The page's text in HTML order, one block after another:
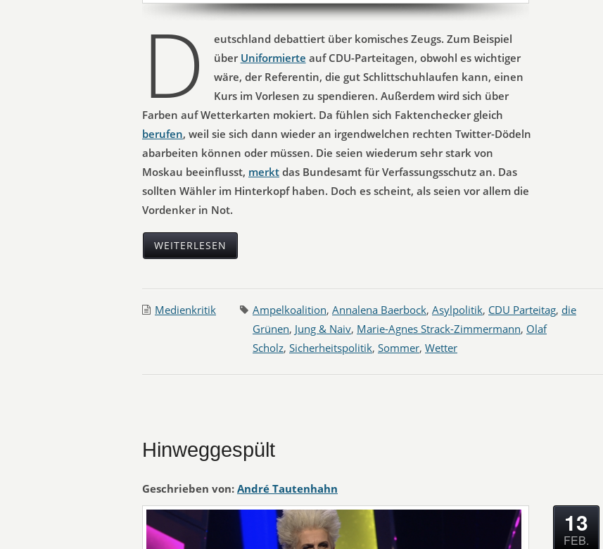
D
eutschland debattiert über komisches Zeugs. Zum Beispiel
über Uniformierte auf CDU-Parteitagen, obwohl es wichtiger
wäre, der Referentin, die gut Schlittschuhlaufen kann, einen
Kurs im Vorlesen zu spendieren. Außerdem wird sich über
Farben auf Wetterkarten mokiert. Da fühlen sich Faktenchecker gleich
berufen, weil sie sich dann wieder an irgendwelchen rechten Twitter-Dödeln
abarbeiten können oder müssen. Die seien wiederum sehr stark von
Moskau beeinflusst, merkt das Bundesamt für Verfassungsschutz an. Das
sollten Wähler im Hinterkopf haben. Doch es scheint, als seien vor allem die
Vordenker in Not.
WEITERLESEN
Medienkritik Ampelkoalition, Annalena Baerbock, Asylpolitik, CDU Parteitag, die
Grünen, Jung & Naiv, Marie-Agnes Strack-Zimmermann, Olaf
Scholz, Sicherheitspolitik, Sommer, Wetter
Hinweggespült
Geschrieben von: André Tautenhahn
13
FEB.